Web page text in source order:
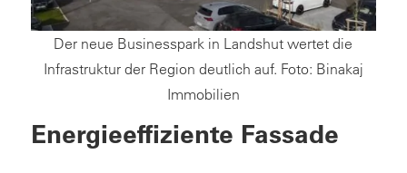
Der neue Businesspark in Landshut wertet die
Infrastruktur der Region deutlich auf. Foto: Binakaj
Immobilien
Energieeffiziente Fassade